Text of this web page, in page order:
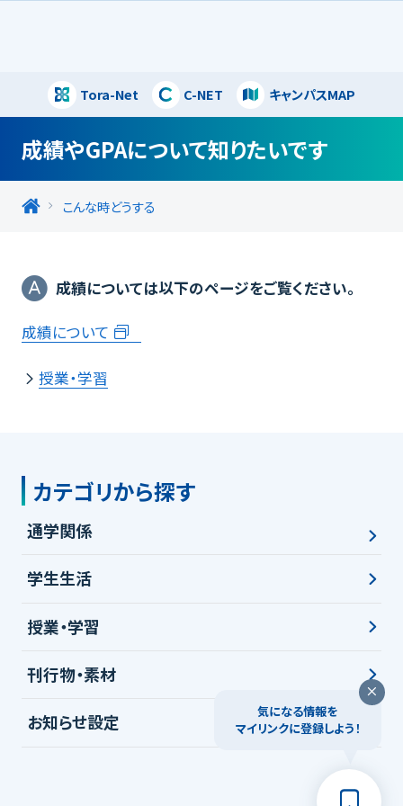
Tora-Net C-NET キャンパスMAP閉じる
成績やGPAについて知りたいです
こんな時どうする
成績については以下のページをご覧ください。
成績について
授業・学習
カテゴリから探す
通学関係
学生生活
授業・学習
刊行物・素材
お知らせ設定
気になる情報を
マイリンクに登録しよう！